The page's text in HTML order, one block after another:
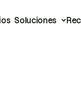
Soluciones